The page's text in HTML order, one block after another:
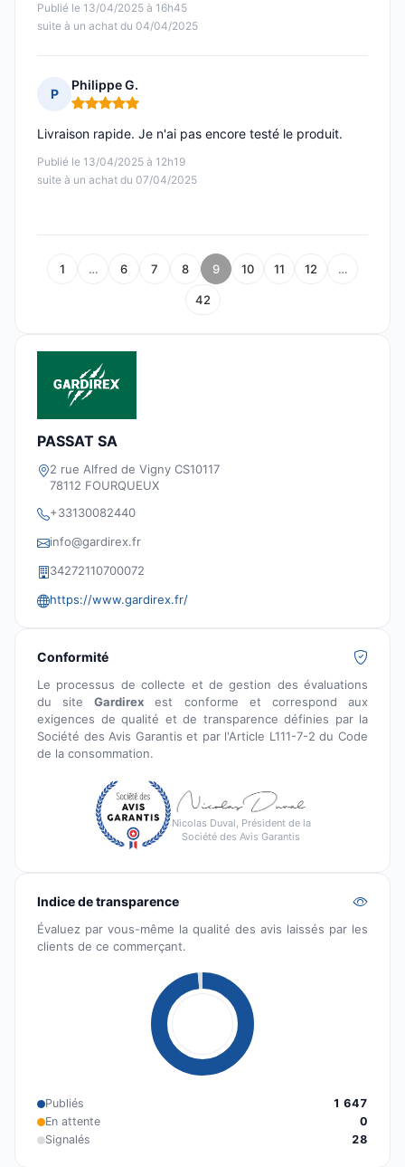
Publié le 13/04/2025 à 16h45
suite à un achat du 04/04/2025
P
Philippe G.
Note : 5 sur 5
Publié le 13/04/2025 à 12h19
suite à un achat du 07/04/2025
Livraison rapide. Je n'ai pas encore testé le produit.
1 … 6 7 8 9 10 11 12 …
42
PASSAT SA
2 rue Alfred de Vigny CS10117
78112 FOURQUEUX
+33130082440
info@gardirex.fr
34272110700072
https://www.gardirex.fr/
Conformité
Le processus de collecte et de gestion des évaluations
du siteGardirex est conforme et correspond aux
exigences de qualité et de transparence définies par la
Société des Avis Garantis et par l'Article L111-7-2 du Code
de la consommation.
Nicolas Duval, Président de la
Société des Avis Garantis
Indice de transparence
Évaluez par vous-même la qualité des avis laissés par les
clients de ce commerçant.
Publiés
1 647
En attente
0
Signalés
28